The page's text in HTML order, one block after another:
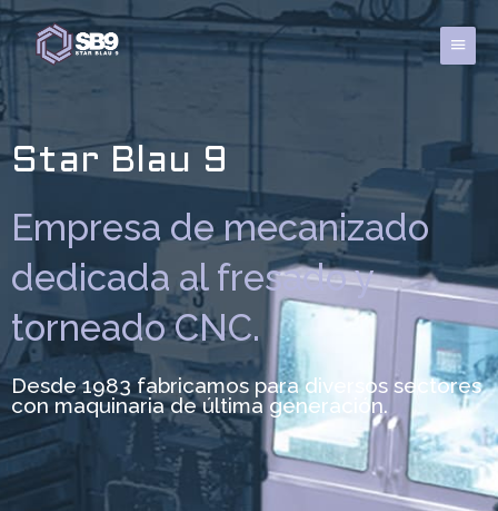
Ir
contenido
Menú
Star Blau 9
Empresa de mecanizado
dedicada al fresado y
torneado CNC.
Desde 1983 fabricamos para diversos sectores
con maquinaria de última generación.